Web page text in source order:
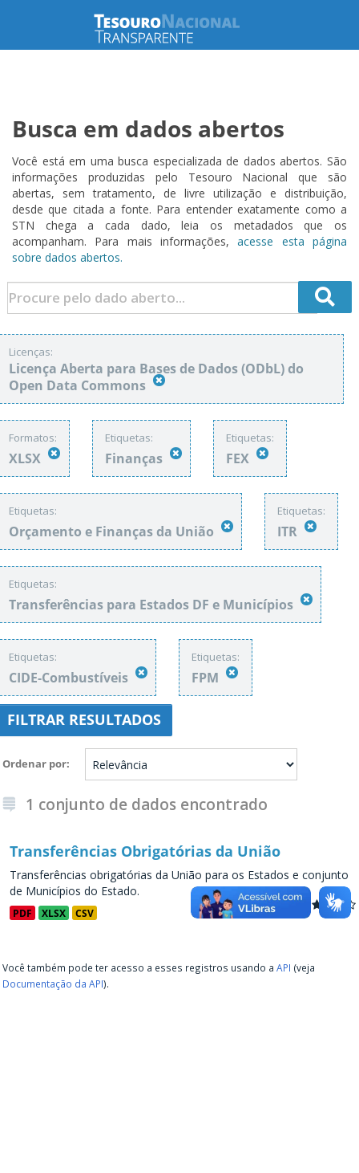
Busca em dados abertos
Você está em uma busca especializada de dados abertos. São
informações produzidas pelo Tesouro Nacional que são
abertas, sem tratamento, de livre utilização e distribuição,
desde que citada a fonte. Para entender exatamente como a
STN chega a cada dado, leia os metadados que os
acompanham. Para mais informações,acesse esta página
sobre dados abertos.
Licenças:
Licença Aberta para Bases de Dados (ODbL) do
Open Data Commons
Formatos:
XLSX
Etiquetas:
Finanças
Etiquetas:
FEX
Etiquetas:
Orçamento e Finanças da União
Etiquetas:
ITR
Etiquetas:
Transferências para Estados DF e Municípios
Etiquetas:
CIDE-Combustíveis
Etiquetas:
FPM
FILTRAR RESULTADOS
Ordenar por
1 conjunto de dados encontrado
Transferências Obrigatórias da União
Transferências obrigatórias da União para os Estados e conjunto
de Municípios do Estado.
PDF XLSX CSV
Você também pode ter acesso a esses registros usando a API (veja
Documentação da API).